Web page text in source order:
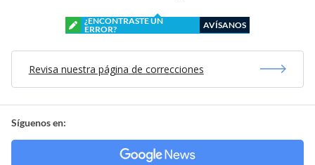
¿ENCONTRASTE UN
ERROR?
AVÍSANOS
Revisa nuestra página de correcciones
Síguenos en: